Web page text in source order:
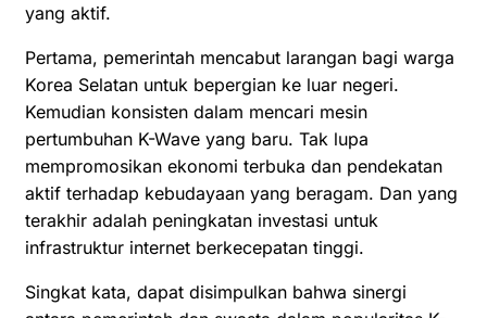
yang aktif.
Pertama, pemerintah mencabut larangan bagi warga
Korea Selatan untuk bepergian ke luar negeri.
Kemudian konsisten dalam mencari mesin
pertumbuhan K-Wave yang baru. Tak lupa
mempromosikan ekonomi terbuka dan pendekatan
aktif terhadap kebudayaan yang beragam. Dan yang
terakhir adalah peningkatan investasi untuk
infrastruktur internet berkecepatan tinggi.
Singkat kata, dapat disimpulkan bahwa sinergi